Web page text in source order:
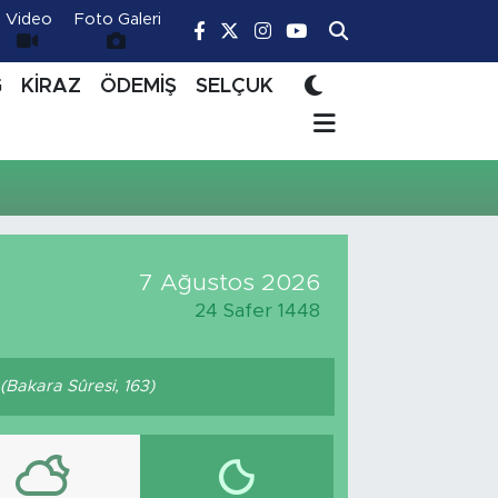
Video Foto Galeri
KİRAZ ÖDEMİŞ SELÇUK
7 Ağustos 2026
24 Safer 1448
Sûresi, 163)